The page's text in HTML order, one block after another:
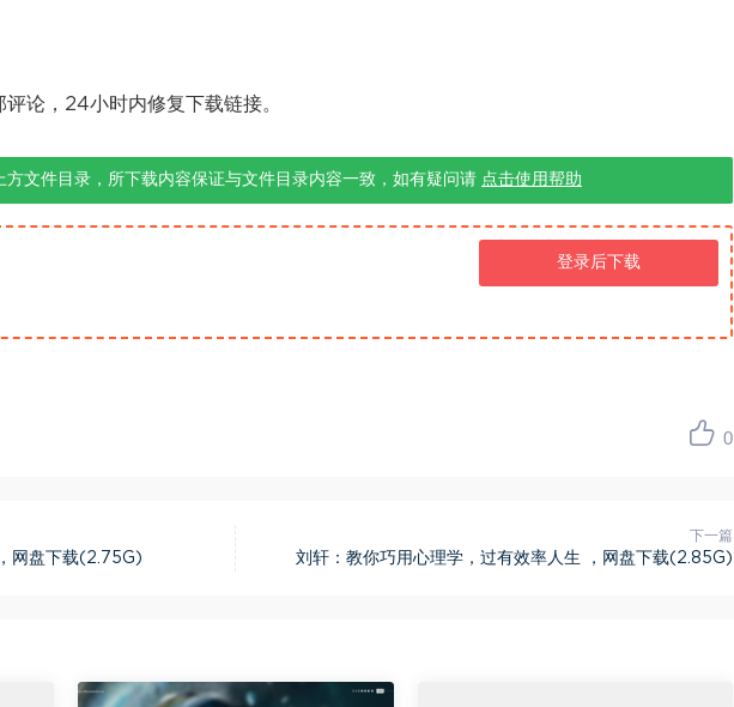
论，24小时内修复下载链接。
方文件目录，所下载内容保证与文件目录内容一致，如有疑问请 点击使用帮助
登录后下载
0
网盘下载(2.75G)
下一篇
刘轩：教你巧用心理学，过有效率人生 ，网盘下载(2.85G)